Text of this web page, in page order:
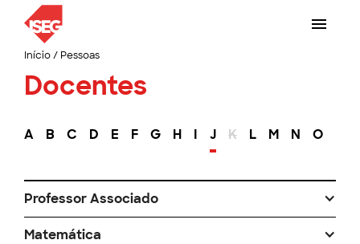
Início/ Pessoas
Docentes
A B C D E F G H I J K L M N O
Professor Associado
Matemática